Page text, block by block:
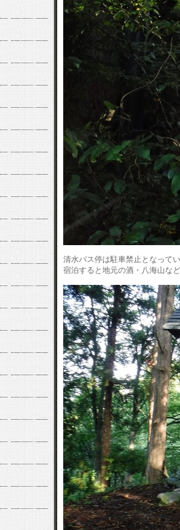
清水バス停は駐車禁止となって
宿泊すると地元の酒・八海山な